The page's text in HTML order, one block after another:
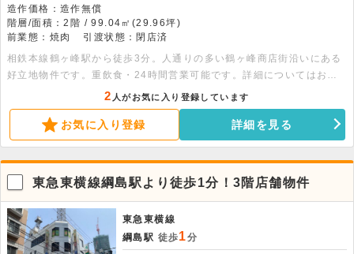
造作価格：造作無償
階層/面積：2階 / 99.04㎡(29.96坪)
前業態：焼肉
引渡状態：閉店済
相鉄本線鶴ヶ峰駅から徒歩3分。人通りの多い鶴ヶ峰商店街沿いにある
好立地物件です。重飲食・24時間営業可能です。詳細についてはお問
2 人がお気に入り登録しています
お気に入り登録 詳細を見る
東急東横線綱島駅より徒歩1分！3階店舗物件
東急東横線
綱島駅 徒歩1分